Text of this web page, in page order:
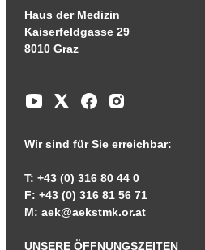
Haus der Medizin
Kaiserfeldgasse 29
8010 Graz
Wir sind für Sie erreichbar:
T: +43 (0) 316 80 44 0
F: +43 (0) 316 81 56 71
M: aek@aekstmk.or.at
UNSERE ÖFFNUNGSZEITEN